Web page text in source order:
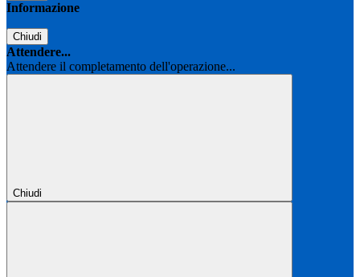
Informazione
Chiudi
Attendere...
Attendere il completamento dell'operazione...
Chiudi